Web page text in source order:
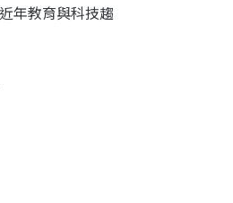
年教育與科技趨